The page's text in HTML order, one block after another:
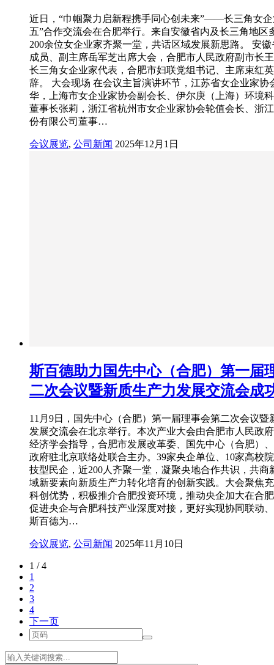
近日，“巾帼聚力启新程携手同心创未来”——长三角女企
五”合作交流会在合肥举行。来自安徽省内及长三角地区
200余位女企业家齐聚一堂，共话区域发展新思路。 安
成员、副主席岳军芝出席大会，合肥市人民政府副市长
长三角女企业家代表，合肥市妇联党组书记、主席束红
辞。 大会现场 在会议主旨演讲环节，江苏省女企业家协
华，上海市女企业家协会副会长、伊尔庚（上海）环境
董事长张莉，浙江省杭州市女企业家协会轮值会长、浙
份有限公司董事…
会议展览, 公司新闻 2025年12月1日
斯百德助力国先中心（合肥）第一届
二次会议暨新质生产力发展交流会成
11月9日，国先中心（合肥）第一届理事会第二次会议暨
发展交流会在北京举行。本次产业大会由合肥市人民政
经济学会指导，合肥市发展改革委、国先中心（合肥）
政府驻北京联络处联合主办。39家央企单位、10家高校
技型民企，近200人齐聚一堂，凝聚央地合作共识，共商
域新要素向新质生产力转化培育的创新实践。大会聚焦
科创优势，积极推介合肥投资环境，推动央企加大在合
促进央企与合肥科技产业深度对接，更好实现协同联动
斯百德为…
会议展览, 公司新闻 2025年11月10日
1 / 4
1
2
3
4
下一页